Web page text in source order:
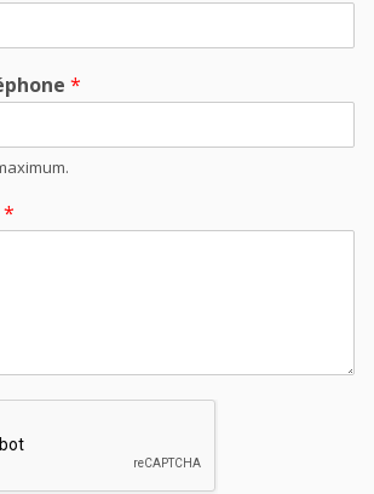
*
*